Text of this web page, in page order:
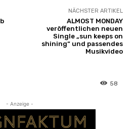
NÄCHSTER ARTIKEL
ALMOST MONDAY
veröffentlichen neuen
Single „sun keeps on
shining“ und passendes
Musikvideo
58
- Anzeige -